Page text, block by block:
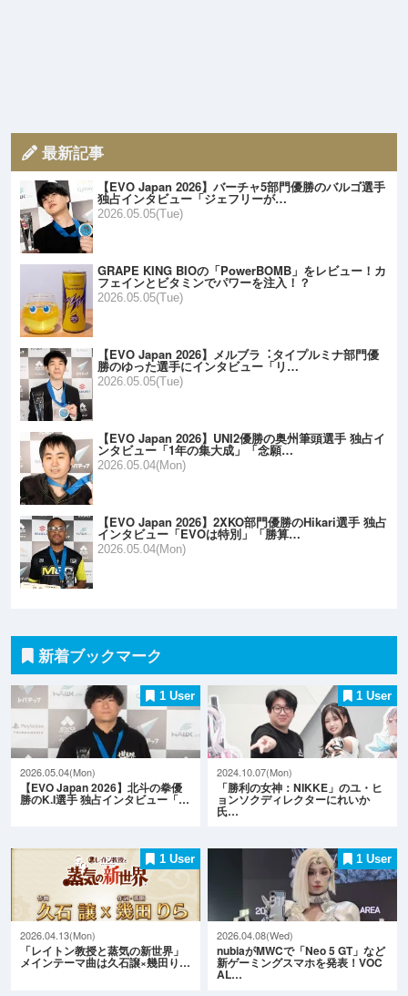
最新記事
【EVO Japan 2026】バーチャ5部門優勝のバルゴ選手
独占インタビュー「ジェフリーが…
2026.05.05(Tue)
GRAPE KING BIOの「PowerBOMB」をレビュー！カ
フェインとビタミンでパワーを注入！？
2026.05.05(Tue)
【EVO Japan 2026】メルブラ︓タイプルミナ部門優
勝のゆった選手にインタビュー「リ…
2026.05.05(Tue)
【EVO Japan 2026】UNI2優勝の奥州筆頭選手 独占イ
ンタビュー「1年の集大成」「念願…
2026.05.04(Mon)
【EVO Japan 2026】2XKO部門優勝のHikari選手 独占
インタビュー「EVOは特別」「勝算…
2026.05.04(Mon)
新着ブックマーク
1 User
2026.05.04(Mon)
【EVO Japan 2026】北斗の拳優
勝のK.I選手 独占インタビュー「…
1 User
2024.10.07(Mon)
「勝利の女神：NIKKE」のユ・ヒ
ョンソクディレクターにれいか
氏…
1 User
2026.04.13(Mon)
「レイトン教授と蒸気の新世界」
メインテーマ曲は久石譲×幾田り…
1 User
2026.04.08(Wed)
nubiaがMWCで「Neo 5 GT」など
新ゲーミングスマホを発表！VOC
AL…